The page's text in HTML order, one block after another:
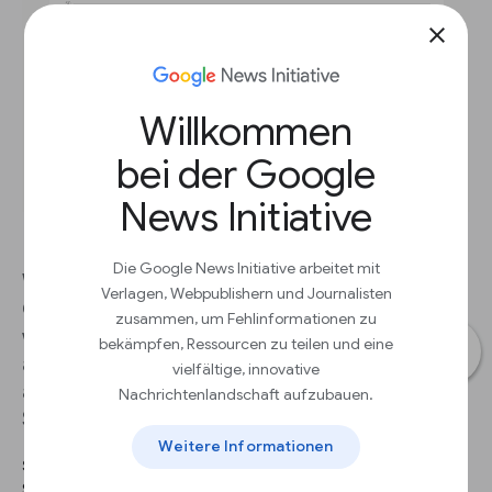
close
Willkommen
bei der Google
News Initiative
Die Google News Initiative arbeitet mit
Verlagen, Webpublishern und Journalisten
zusammen, um Fehlinformationen zu
bekämpfen, Ressourcen zu teilen und eine
vielfältige, innovative
Nachrichtenlandschaft aufzubauen.
Weitere Informationen
Wenn Sie eine Geschichte in den Daten von
Google Trends finden, werden Sie
wahrscheinlich Bildmaterial in Ihre Arbeit
aufnehmen wollen. Sie können Diagramme direkt
aus Google Trends einbetten, indem Sie diese
Schritte befolgen.
SCHRITT 1